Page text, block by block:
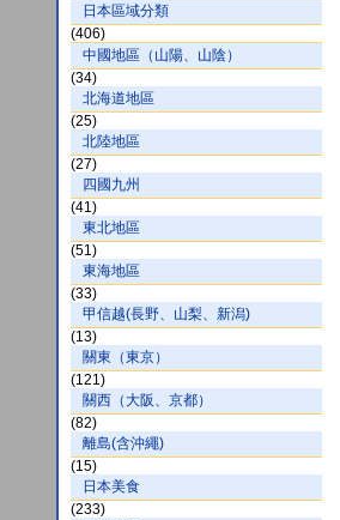
日本區域分類
(406)
中國地區（山陽、山陰）
(34)
北海道地區
(25)
北陸地區
(27)
四國九州
(41)
東北地區
(51)
東海地區
(33)
甲信越(長野、山梨、新潟)
(13)
關東（東京）
(121)
關西（大阪、京都）
(82)
離島(含沖繩)
(15)
日本美食
(233)